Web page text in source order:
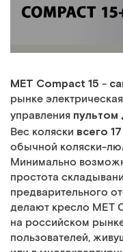
MET Compact 15 -
рынке
управления пультом
Вес коляски всего
обычной коляски-
Минимально
простота
предварительного
делают кресло MET
на российском
пользователей,